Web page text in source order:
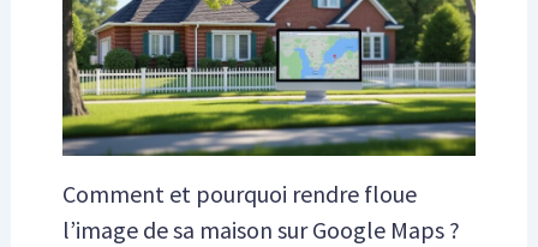
Comment et pourquoi rendre floue
l’image de sa maison sur Google Maps ?